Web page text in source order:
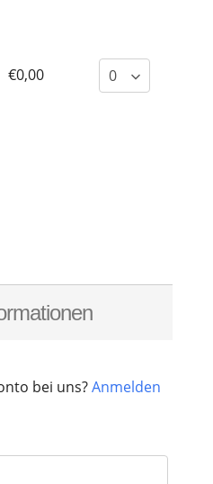
€0,00
bei uns?Anmel­den